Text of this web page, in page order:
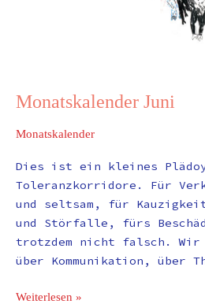
Monatskalender Juni
Monatskalender
Dies ist ein kleines
Toleranzkorridore. Für
und seltsam, für
und Störfalle, fürs
trotzdem nicht falsch. Wir
über Kommunikation, über
Weiterlesen »